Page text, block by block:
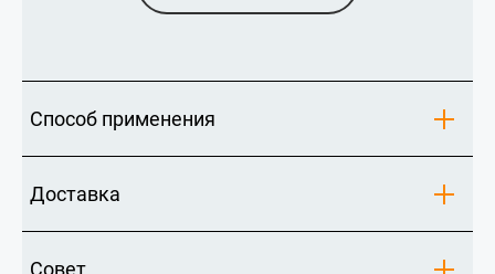
Способ применения
Доставка